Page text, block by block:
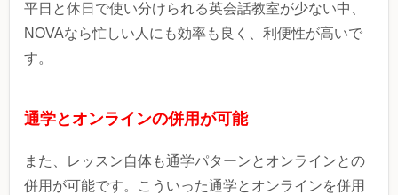
平日と休日で使い分けられる英会話教室が少ない中、
NOVAなら忙しい人にも効率も良く、利便性が高いで
す。
通学とオンラインの併用が可能
また、レッスン自体も通学パターンとオンラインとの
併用が可能です。こういった通学とオンラインを併用